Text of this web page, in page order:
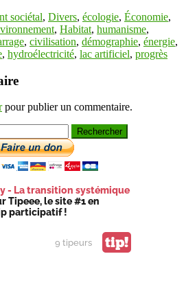
sociétal, Divers, écologie, Économie,
, Habitat, humanisme,
, civilisation, démographie, énergie,
, hydroélectricité, lac artificiel, progrès
pour publier un commentaire.
- La transition systémique
Tipeee, le site #1 en
participatif !
9 tipeurs tip!